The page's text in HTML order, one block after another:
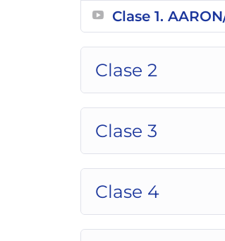
Clase 1.
Clase 2
Clase 3
Clase 4